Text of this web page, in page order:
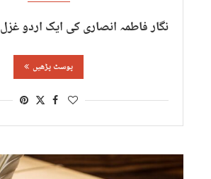
نگار فاطمہ انصاری کی ایک اردو غزل
پوسٹ پڑھیں